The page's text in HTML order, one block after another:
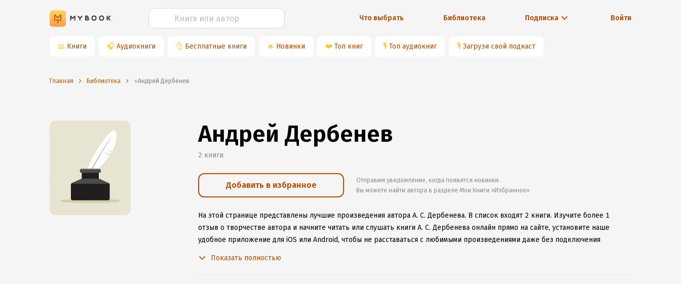
Что выбрать Библиотека Подписка Войти
📖 Книги 🎧 Аудиокниги 👌 Бесплатные книги 🔥 Новинки ❤️ Топ книг 🎙 Топ аудиокниг 🎙 Загрузи свой подкаст
Главная Библиотека ⭐️Андрей Дербенев
Андрей Дербенев
2 книги
Добавить в избранное
Отправим уведомление, когда появятся новинки.
Вы можете найти автора в разделе Мои Книги «Избранное»
На этой странице представлены лучшие произведения автора А. С. Дербенева. В список входят 2 книги. Изучите более 1
отзыв о творчестве автора и начните читать или слушать книги А. С. Дербенева онлайн прямо на сайте, установите наше
удобное приложение для iOS или Android, чтобы не расставаться с любимыми произведениями даже без подключения
Показать полностью